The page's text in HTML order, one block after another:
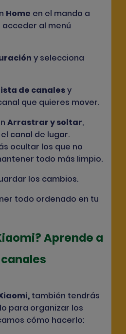
Home en el mando a
al menú
y selecciona
de canalesy
que quieres mover.
Arrastrar y soltar,
canal de lugar.
ocultar los que no
todo más limpio.
los cambios.
todo ordenado en tu
Aprende a
, también tendrás
para organizar los
cómo hacerlo: